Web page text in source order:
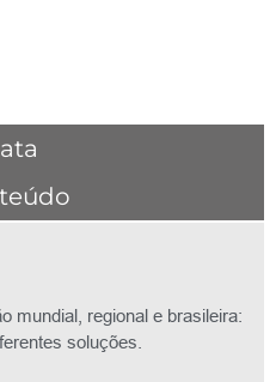
mundial, regional e brasileira:
soluções.